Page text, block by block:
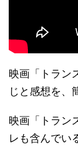
映画「トラン
じと感想を、
映画「トラン
レも含んでい